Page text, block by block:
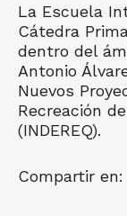
La Escuela
Cátedra
dentro del
Antonio
Nuevos
Recreación
(INDEREQ).
Compartir en: